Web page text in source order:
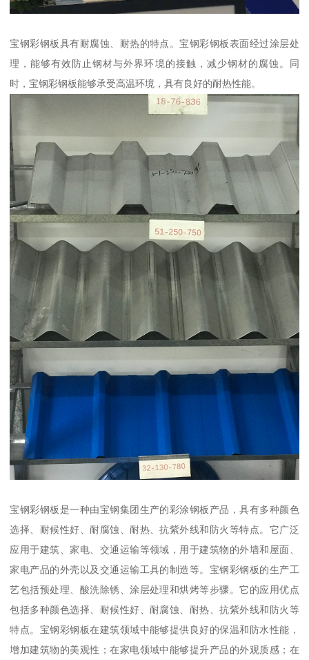
宝钢彩钢板具有耐腐蚀、耐热的特点。宝钢彩钢板表面经过涂层处
理，能够有效防止钢材与外界环境的接触，减少钢材的腐蚀。同
时，宝钢彩钢板能够承受高温环境，具有良好的耐热性能。
宝钢彩钢板是一种由宝钢集团生产的彩涂钢板产品，具有多种颜色
选择、耐候性好、耐腐蚀、耐热、抗紫外线和防火等特点。它广泛
应用于建筑、家电、交通运输等领域，用于建筑物的外墙和屋面、
家电产品的外壳以及交通运输工具的制造等。宝钢彩钢板的生产工
艺包括预处理、酸洗除锈、涂层处理和烘烤等步骤。它的应用优点
包括多种颜色选择、耐候性好、耐腐蚀、耐热、抗紫外线和防火等
特点。宝钢彩钢板在建筑领域中能够提供良好的保温和防水性能，
增加建筑物的美观性；在家电领域中能够提升产品的外观质感；在